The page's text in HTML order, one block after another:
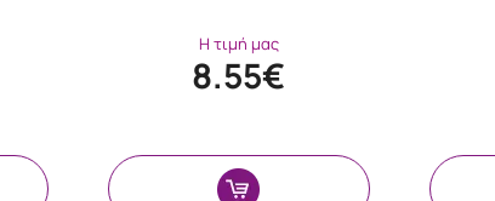
Η τιμή μας
8.55€